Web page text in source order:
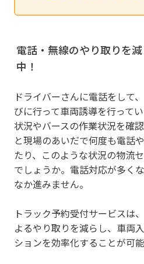
電話・無線のやり取りを
中！
ドライバーさんに電話をして
びに行って車両誘導を行って
状況やバースの作業状況を確
と現場のあいだで何度も電話
たり、このような状況の物流
でしょうか。電話対応が多く
なか進みません。
トラック予約受付サービスは
よるやり取りを減らし、車両
ションを効率化することが可能